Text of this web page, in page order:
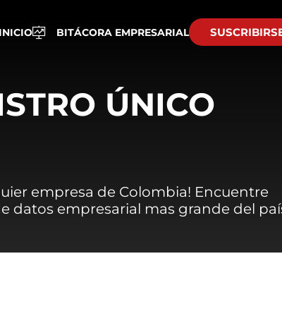
INICIO BITÁCORA EMPRESARIAL
ÚNICO
empresa de Colombia! Encuentre
datos empresarial mas grande del